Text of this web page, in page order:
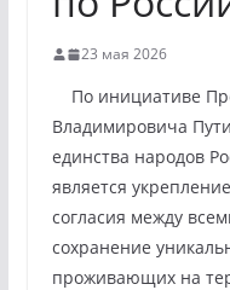
23 мая 2026
По инициативе
Владимировича
единства народов
является
согласия между
сохранение
проживающих на